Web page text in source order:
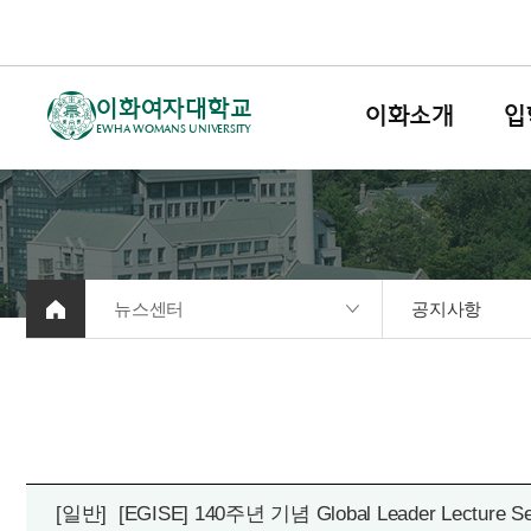
이화여자대학교
EWHA WOMANS UNIVERSITY
이화소개
뉴스센터 공지사항
[일반] [EGISE] 140주년 기념 Global Leader Lecture